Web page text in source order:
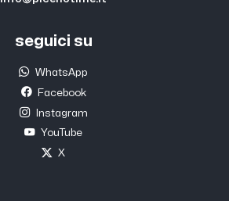
seguici su
WhatsApp
Facebook
Instagram
YouTube
X